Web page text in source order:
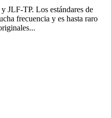
JLF-TP. Los estándares de
frecuencia y es hasta raro